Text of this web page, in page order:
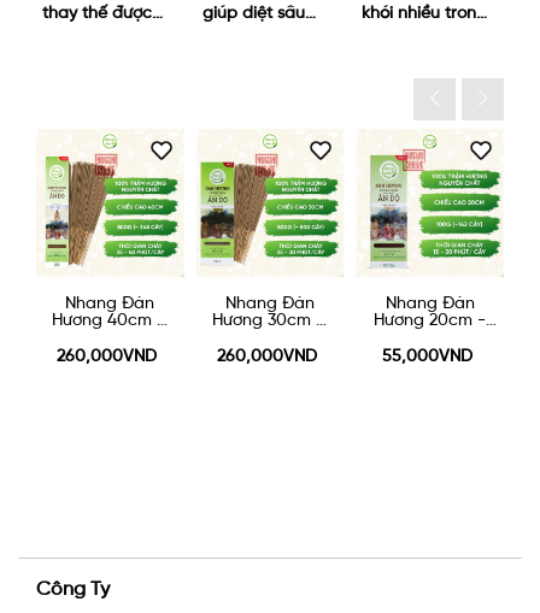
thay thế được
giúp diệt sâu
khói nhiều trong
Nhang Đàn
Hương 40cm –
260,000VND
Nhang Đàn
Hương 30cm –
260,000VND
Nhang Đàn
Hương 20cm -
55,000VND
Công Ty